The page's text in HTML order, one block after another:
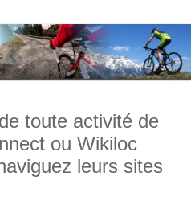
toute activité de
ou Wikiloc
leurs sites